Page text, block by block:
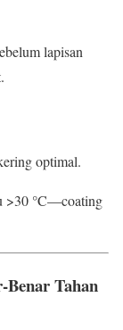
lapisan
optimal.
>30 °C—coating
Tahan